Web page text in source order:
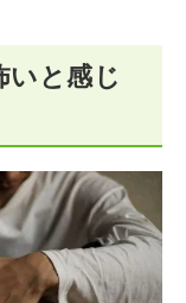
の方のお悩み
いと感じ